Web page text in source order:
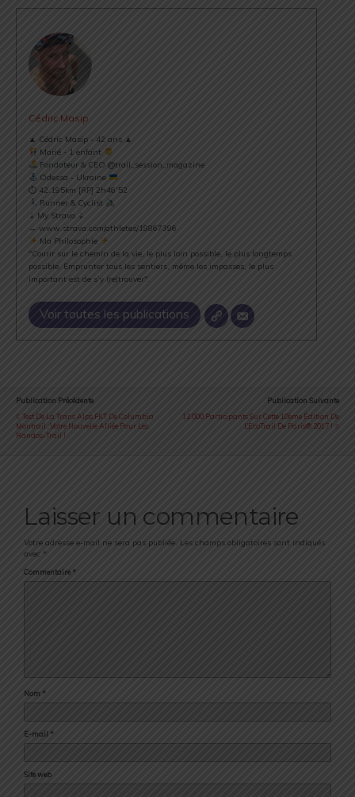
Cédric Masip
▲ Cédric Masip - 42 ans ▲
Marié - 1 enfant
Fondateur & CEO @trail_session_magazine
Odessa - Ukraine
⏱ 42.195km [RP] 2h46’52
Runner & Cyclist
⇣ My Strava ⇣
→ www.strava.com/athletes/18867396
Ma Philosophie
"Courir sur le chemin de la vie, le plus loin possible, le plus longtemps
possible. Emprunter tous les sentiers, même les impasses, le plus
important est de s’y (re)trouver".
Voir toutes les publications
Publication Précédente
Test De La Trans Alps FKT De Columbia
Montrail : Votre Nouvelle Alliée Pour Les
Randos-Trail !
Publication Suivante
12 000 Participants Sur Cette 10ème Édition De
L’EcoTrail De Paris® 2017 !
Laisser un commentaire
Votre adresse e-mail ne sera pas publiée. Les champs obligatoires sont indiqués
avec *
Commentaire *
Nom *
E-mail *
Site web